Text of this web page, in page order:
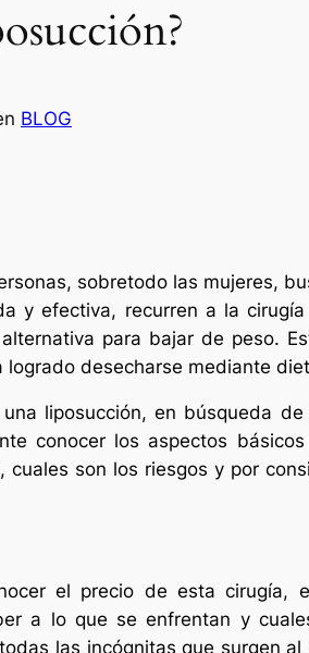
BLOG
sobretodo las mujeres,
y efectiva, recurren a la
para bajar de peso.
logrado desecharse mediante
liposucción, en búsqueda
conocer los aspectos
son los riesgos y por
el precio de esta cirugía,
a lo que se enfrentan y
las incógnitas que surgen